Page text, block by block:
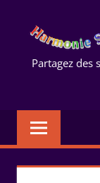
Partagez des